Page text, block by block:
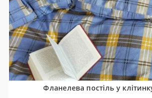
Фланелева постіль у